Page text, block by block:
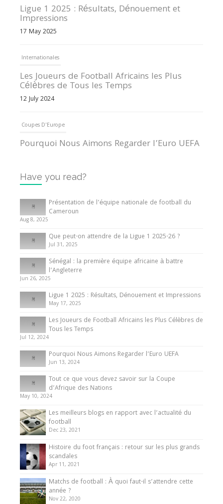
Ligue 1 2025 : Résultats, Dénouement et
Impressions
17 May 2025
Internationales
Les Joueurs de Football Africains les Plus
Célèbres de Tous les Temps
12 July 2024
Coupes D'Europe
Pourquoi Nous Aimons Regarder l’Euro UEFA
Internationales
Tout ce que vous devez savoir sur la Coupe
d’Afrique des Nations
10 May 2024
Internationales
Présentation de l’équipe nationale de football
du Cameroun
8 August 2025
Have you read?
Présentation de l’équipe nationale de football du
Cameroun
Aug 8, 2025
Que peut-on attendre de la Ligue 1 2025-26 ?
Jul 31, 2025
Sénégal : la première équipe africaine à battre
l’Angleterre
Jun 26, 2025
Ligue 1 2025 : Résultats, Dénouement et Impressions
May 17, 2025
Les Joueurs de Football Africains les Plus Célèbres de
Tous les Temps
Jul 12, 2024
Pourquoi Nous Aimons Regarder l’Euro UEFA
Jun 13, 2024
Tout ce que vous devez savoir sur la Coupe
d’Afrique des Nations
May 10, 2024
Les meilleurs blogs en rapport avec l’actualité du
football
Dec 23, 2021
Histoire du foot français : retour sur les plus grands
scandales
Apr 11, 2021
Matchs de football : À quoi faut-il s’attendre cette
année ?
Nov 22, 2020